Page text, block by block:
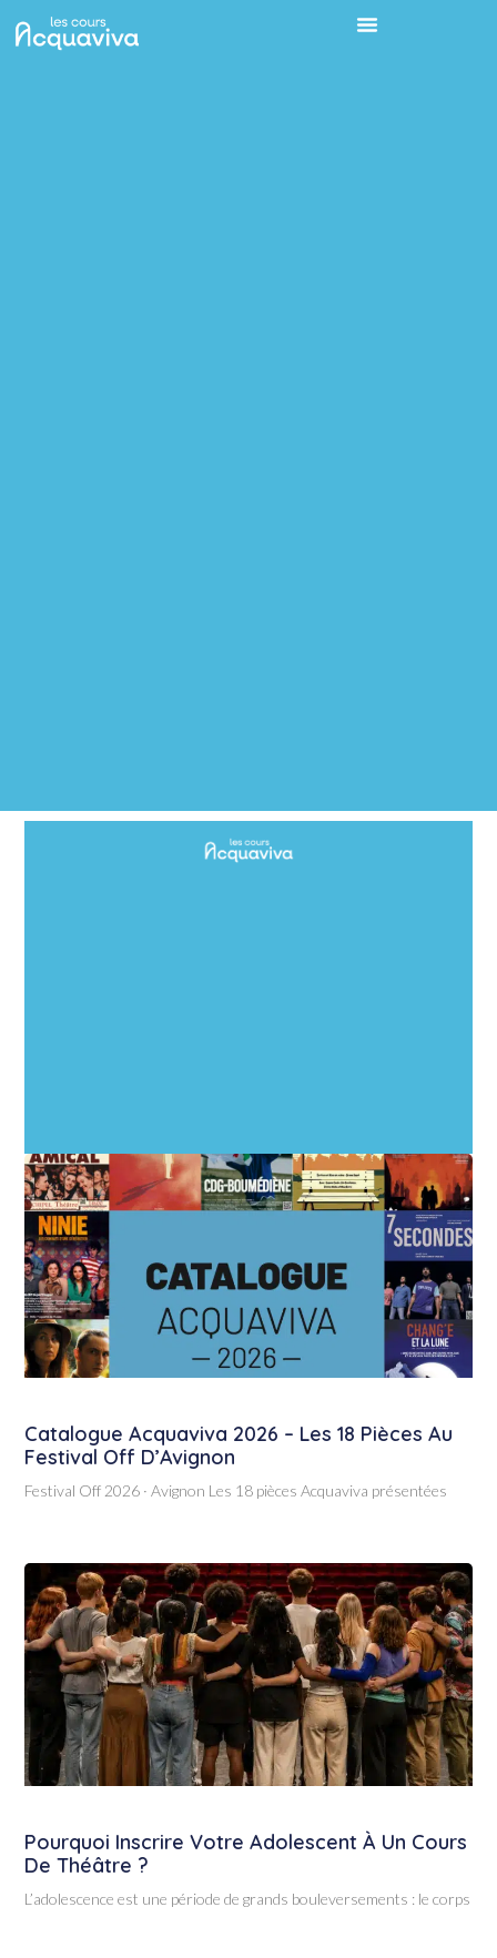
Catalogue Acquaviva 2026 – Les 18 Pièces Au
Festival Off D’Avignon
Festival Off 2026 · Avignon Les 18 pièces Acquaviva présentées
Pourquoi Inscrire Votre Adolescent À Un Cours
De Théâtre ?
L’adolescence est une période de grands bouleversements : le corps